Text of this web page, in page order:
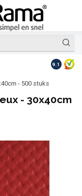
Op
9.1
- 500 stuks
- 30x40cm